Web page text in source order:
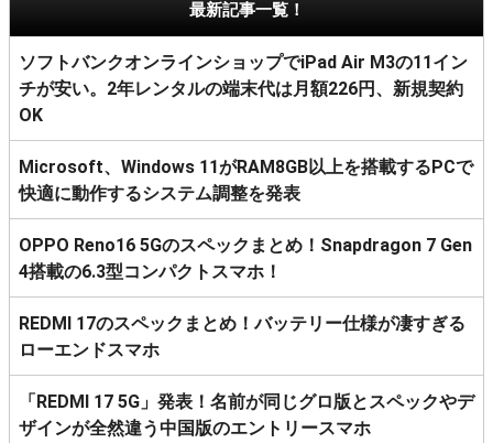
最新記事一覧！
ソフトバンクオンラインショップでiPad Air M3の11イン
チが安い。2年レンタルの端末代は月額226円、新規契約
OK
Microsoft、Windows 11がRAM8GB以上を搭載するPCで
快適に動作するシステム調整を発表
OPPO Reno16 5Gのスペックまとめ！Snapdragon 7 Gen
4搭載の6.3型コンパクトスマホ！
REDMI 17のスペックまとめ！バッテリー仕様が凄すぎる
ローエンドスマホ
「REDMI 17 5G」発表！名前が同じグロ版とスペックやデ
ザインが全然違う中国版のエントリースマホ